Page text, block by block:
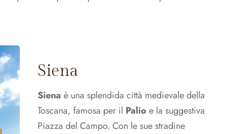
Siena
Siena è una splendida città medievale della
Toscana, famosa per il Palio e la suggestiva
Piazza del Campo. Con le sue stradine